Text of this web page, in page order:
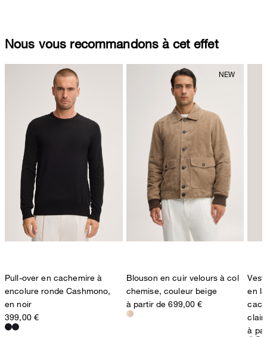
Nous vous recommandons à cet effet
Pull-over en cachemire à
encolure ronde Cashmono,
en noir
399,00 €
Blouson en cuir velours à col
chemise, couleur beige
à partir de 699,00 €
en
clair
à